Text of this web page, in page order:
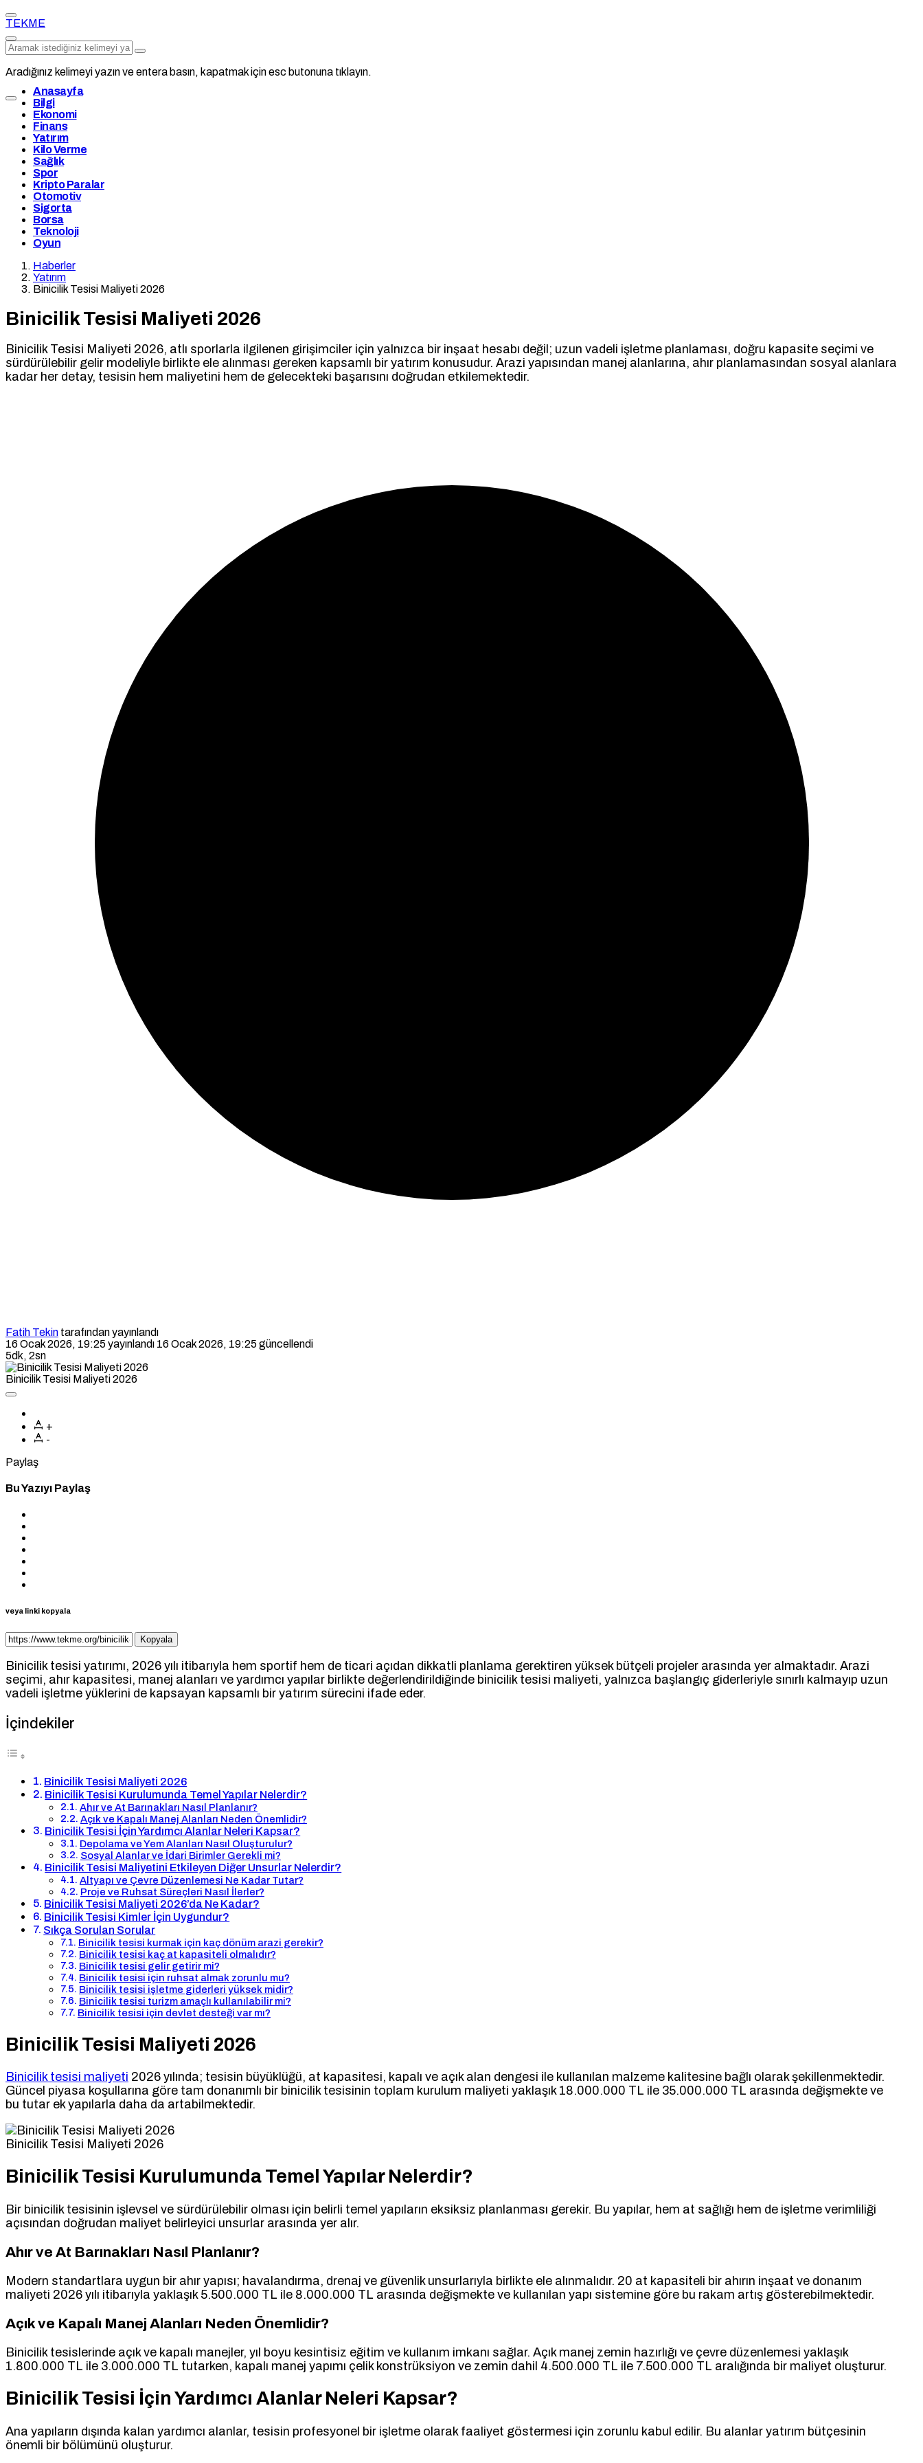
TEKME
Aradığınız kelimeyi yazın ve entera basın, kapatmak için esc butonuna tıklayın.
Anasayfa
Bilgi
Ekonomi
Finans
Yatırım
Kilo Verme
Sağlık
Spor
Kripto Paralar
Otomotiv
Sigorta
Borsa
Teknoloji
Oyun
Haberler
Yatırım
Binicilik Tesisi Maliyeti 2026
Binicilik Tesisi Maliyeti 2026
Binicilik Tesisi Maliyeti 2026, atlı sporlarla ilgilenen girişimciler için yalnızca bir inşaat hesabı değil; uzun vadeli işletme planlaması, doğru kapasite seçimi ve
sürdürülebilir gelir modeliyle birlikte ele alınması gereken kapsamlı bir yatırım konusudur. Arazi yapısından manej alanlarına, ahır planlamasından sosyal alanlara
kadar her detay, tesisin hem maliyetini hem de gelecekteki başarısını doğrudan etkilemektedir.
Fatih Tekin tarafından yayınlandı
16 Ocak 2026, 19:25 yayınlandı 16 Ocak 2026, 19:25 güncellendi
5dk, 2sn
Binicilik Tesisi Maliyeti 2026
+
-
Paylaş
Bu Yazıyı Paylaş
veya linki kopyala
Kopyala
Binicilik tesisi yatırımı, 2026 yılı itibarıyla hem sportif hem de ticari açıdan dikkatli planlama gerektiren yüksek bütçeli projeler arasında yer almaktadır. Arazi
seçimi, ahır kapasitesi, manej alanları ve yardımcı yapılar birlikte değerlendirildiğinde binicilik tesisi maliyeti, yalnızca başlangıç giderleriyle sınırlı kalmayıp uzun
vadeli işletme yüklerini de kapsayan kapsamlı bir yatırım sürecini ifade eder.
İçindekiler
Binicilik Tesisi Maliyeti 2026
Binicilik Tesisi Kurulumunda Temel Yapılar Nelerdir?
Ahır ve At Barınakları Nasıl Planlanır?
Açık ve Kapalı Manej Alanları Neden Önemlidir?
Binicilik Tesisi İçin Yardımcı Alanlar Neleri Kapsar?
Depolama ve Yem Alanları Nasıl Oluşturulur?
Sosyal Alanlar ve İdari Birimler Gerekli mi?
Binicilik Tesisi Maliyetini Etkileyen Diğer Unsurlar Nelerdir?
Altyapı ve Çevre Düzenlemesi Ne Kadar Tutar?
Proje ve Ruhsat Süreçleri Nasıl İlerler?
Binicilik Tesisi Maliyeti 2026’da Ne Kadar?
Binicilik Tesisi Kimler İçin Uygundur?
Sıkça Sorulan Sorular
Binicilik tesisi kurmak için kaç dönüm arazi gerekir?
Binicilik tesisi kaç at kapasiteli olmalıdır?
Binicilik tesisi gelir getirir mi?
Binicilik tesisi için ruhsat almak zorunlu mu?
Binicilik tesisi işletme giderleri yüksek midir?
Binicilik tesisi turizm amaçlı kullanılabilir mi?
Binicilik tesisi için devlet desteği var mı?
Binicilik Tesisi Maliyeti 2026
Binicilik tesisi maliyeti 2026 yılında; tesisin büyüklüğü, at kapasitesi, kapalı ve açık alan dengesi ile kullanılan malzeme kalitesine bağlı olarak şekillenmektedir.
Güncel piyasa koşullarına göre tam donanımlı bir binicilik tesisinin toplam kurulum maliyeti yaklaşık 18.000.000 TL ile 35.000.000 TL arasında değişmekte ve
bu tutar ek yapılarla daha da artabilmektedir.
Binicilik Tesisi Maliyeti 2026
Binicilik Tesisi Kurulumunda Temel Yapılar Nelerdir?
Bir binicilik tesisinin işlevsel ve sürdürülebilir olması için belirli temel yapıların eksiksiz planlanması gerekir. Bu yapılar, hem at sağlığı hem de işletme verimliliği
açısından doğrudan maliyet belirleyici unsurlar arasında yer alır.
Ahır ve At Barınakları Nasıl Planlanır?
Modern standartlara uygun bir ahır yapısı; havalandırma, drenaj ve güvenlik unsurlarıyla birlikte ele alınmalıdır. 20 at kapasiteli bir ahırın inşaat ve donanım
maliyeti 2026 yılı itibarıyla yaklaşık 5.500.000 TL ile 8.000.000 TL arasında değişmekte ve kullanılan yapı sistemine göre bu rakam artış gösterebilmektedir.
Açık ve Kapalı Manej Alanları Neden Önemlidir?
Binicilik tesislerinde açık ve kapalı manejler, yıl boyu kesintisiz eğitim ve kullanım imkanı sağlar. Açık manej zemin hazırlığı ve çevre düzenlemesi yaklaşık
1.800.000 TL ile 3.000.000 TL tutarken, kapalı manej yapımı çelik konstrüksiyon ve zemin dahil 4.500.000 TL ile 7.500.000 TL aralığında bir maliyet oluşturur.
Binicilik Tesisi İçin Yardımcı Alanlar Neleri Kapsar?
Ana yapıların dışında kalan yardımcı alanlar, tesisin profesyonel bir işletme olarak faaliyet göstermesi için zorunlu kabul edilir. Bu alanlar yatırım bütçesinin
önemli bir bölümünü oluşturur.